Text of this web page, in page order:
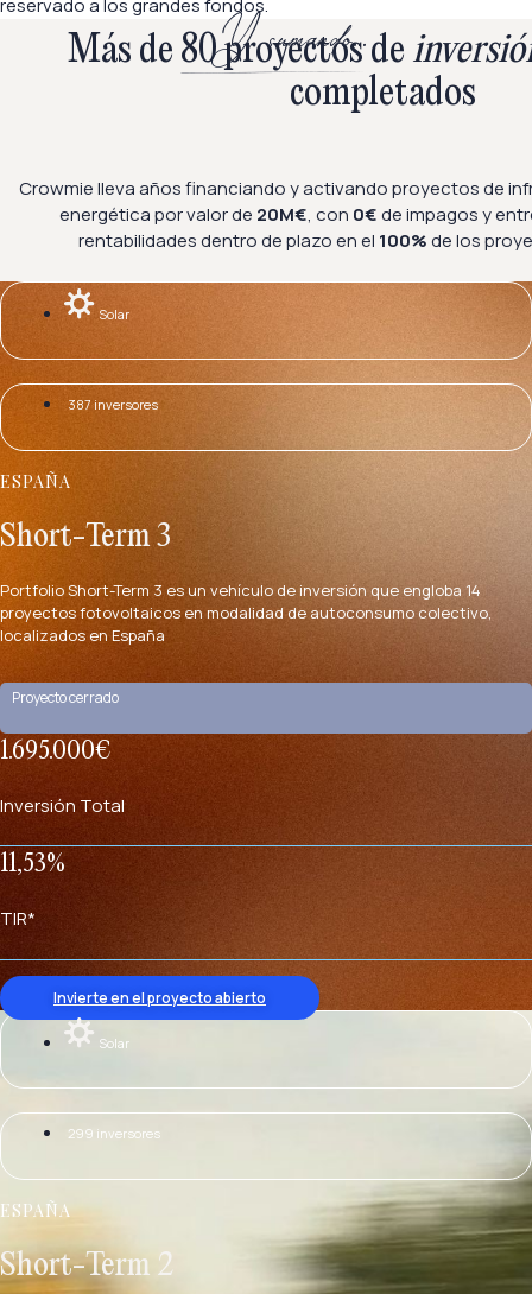
Y sumando…
Más de 80 proyectosde
completados
Crowmie lleva años financiando y activando proyectos de
energética por valor de 20M€, con 0€de impagos y
rentabilidades dentro de plazo en el 100%de los
Solar
387 inversores
ESPAÑA
Short-Term 3
Portfolio Short-Term 3 es un vehículo de inversión que engloba 14
proyectos fotovoltaicos en modalidad de autoconsumo colectivo,
localizados en España
Proyecto cerrado
1.695.000€
Inversión Total
11,53%
TIR*
Invierte en el proyecto abierto
Solar
299 inversores
ESPAÑA
Short-Term 2